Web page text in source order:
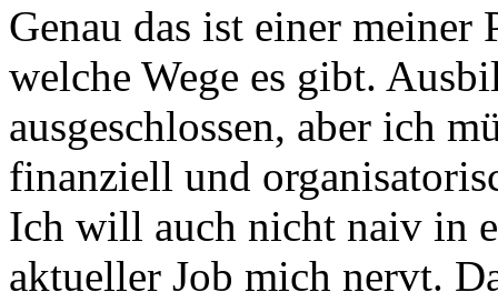
Genau das ist einer
welche Wege es gibt.
ausgeschlossen, aber ich
finanziell und
Ich will auch nicht naiv in
aktueller Job mich nervt.